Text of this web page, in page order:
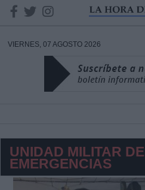
VIERNES, 07 AGOSTO 2026
UNIDAD MILITAR DE
EMERGENCIAS
DATOS
Responsable:
Datos tratados: